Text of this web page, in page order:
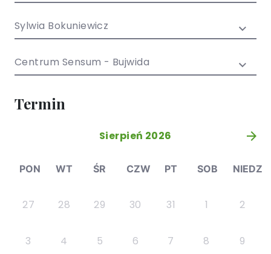
młodzieży
Sylwia Bokuniewicz
Centrum Sensum - Bujwida
Termin
Sierpień 2026 »
PON WT ŚR CZW PT SOB NIEDZ
27 28 29 30 31 1 2
3 4 5 6 7 8 9